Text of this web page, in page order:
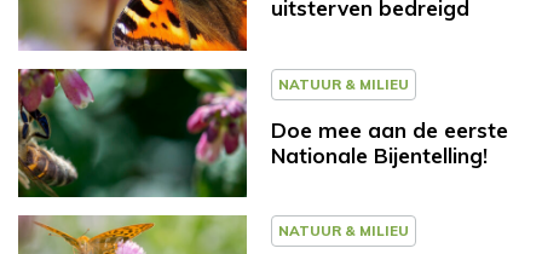
uitsterven bedreigd
NATUUR & MILIEU
Doe mee aan de eerste
Nationale Bijentelling!
NATUUR & MILIEU